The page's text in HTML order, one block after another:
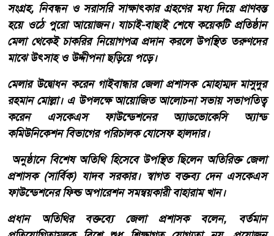
সংগ্রহ, নিবন্ধন ও সরাসরি সাক্ষাৎকার গ্রহণের মধ্য দিয়ে প্রাণবন্ত
হয়ে ওঠে পুরো আয়োজন। যাচাই-বাছাই শেষে কয়েকটি প্রতিষ্ঠান
মেলা থেকেই চাকরির নিয়োগপত্র প্রদান করলে উপস্থিত তরুণদের
মাঝে উৎসাহ ও উদ্দীপনা ছড়িয়ে পড়ে।
মেলার উদ্বোধন করেন গাইবান্ধার জেলা প্রশাসক মোহাম্মদ মাসুদুর
রহমান মোল্লা। এ উপলক্ষে আয়োজিত আলোচনা সভায় সভাপতিত্ব
করেন এসকেএস ফাউন্ডেশনের অ্যাডভোকেসি অ্যান্ড
কমিউনিকেশন বিভাগের পরিচালক যোসেফ হালদার।
অনুষ্ঠানে বিশেষ অতিথি হিসেবে উপস্থিত ছিলেন অতিরিক্ত জেলা
প্রশাসক (সার্বিক) যাদব সরকার। স্বাগত বক্তব্য দেন এসকেএস
ফাউন্ডেশনের ফিল্ড অপারেশন সমন্বয়কারী বাহারাম খান।
প্রধান অতিথির বক্তব্যে জেলা প্রশাসক বলেন, বর্তমান